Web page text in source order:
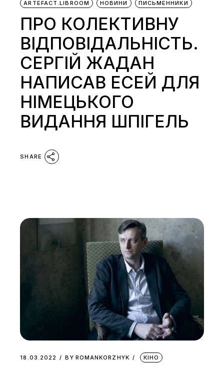
ARTEFACT.LIBROOM
НОВИНИ ПИСЬМЕННИКИ
ПРО КОЛЕКТИВНУ
ВІДПОВІДАЛЬНІСТЬ.
СЕРГІЙ ЖАДАН
НАПИСАВ ЕСЕЙ ДЛЯ
НІМЕЦЬКОГО
ВИДАННЯ ШПІГЕЛЬ
SHARE
18.03.2022 BY ROMANKORZHYK КІНО